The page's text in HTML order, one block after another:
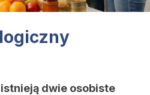
istnieją dwie osobiste